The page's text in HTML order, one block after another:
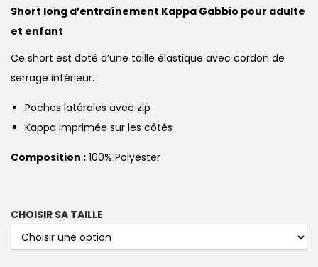
Short long d’entraînement Kappa Gabbio pour adulte
et enfant
Ce short est doté d’une taille élastique avec cordon de
serrage intérieur.
Poches latérales avec zip
Kappa imprimée sur les côtés
Composition : 100% Polyester
CHOISIR SA TAILLE